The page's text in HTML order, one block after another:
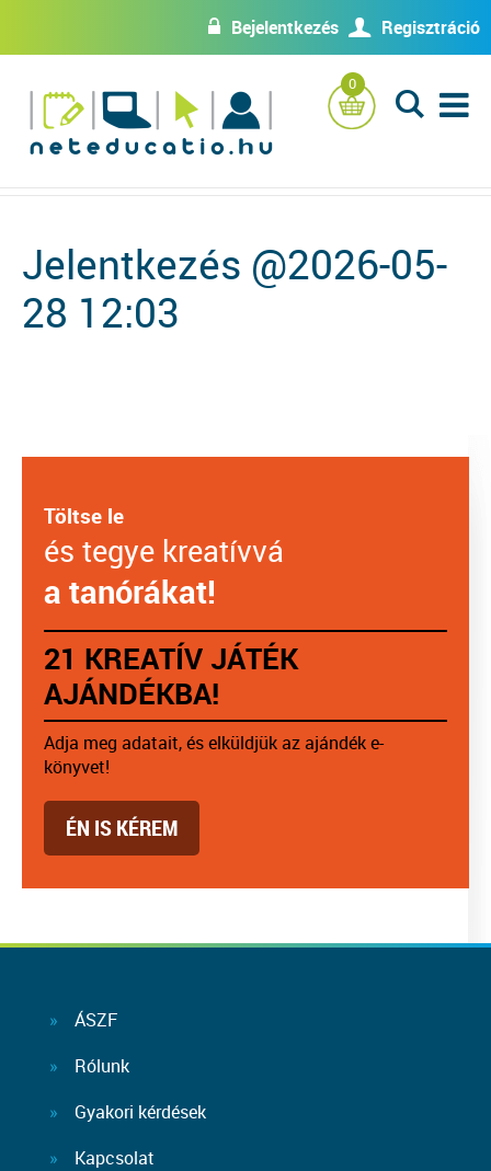
w Bejelentkezés U Regisztráció
0
L
Jelentkezés @2026-05-
28 12:03
Töltse le
és tegye kreatívvá
a tanórákat!
21 KREATÍV JÁTÉK
AJÁNDÉKBA!
Adja meg adatait, és elküldjük az ajándék e-
könyvet!
ÉN IS KÉREM
ÁSZF
Rólunk
Gyakori kérdések
Kapcsolat